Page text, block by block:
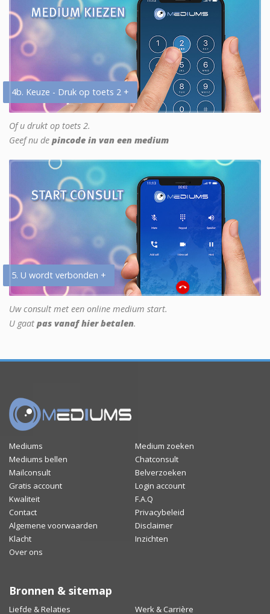
4b. Keuze - Druk op toets 2 +
Of u drukt op toets 2.
Geef nu de pincode in van een medium
5. U wordt verbonden +
Uw consult met een online medium start.
U gaat pas vanaf hier betalen.
Mediums
Medium zoeken
Mediums bellen
Chatconsult
Mailconsult
Belverzoeken
Gratis account
Login account
Kwaliteit
F.A.Q
Contact
Privacybeleid
Algemene voorwaarden
Disclaimer
Klacht
Inzichten
Over ons
Bronnen & sitemap
Liefde & Relaties Werk & Carrière